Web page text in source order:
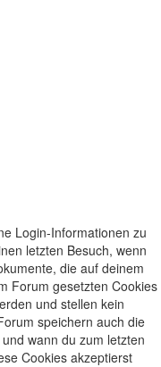
Login-Informationen zu
letzten Besuch, wenn
die auf deinem
Forum gesetzten Cookies
und stellen kein
speichern auch die
wann du zum letzten
Cookies akzeptierst